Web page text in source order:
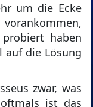
um die Ecke
haben
auf die Lösung
zwar, was
ist das